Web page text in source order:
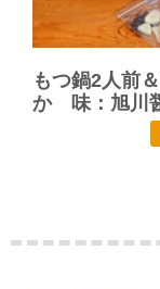
もつ鍋2人前
か 味：旭川